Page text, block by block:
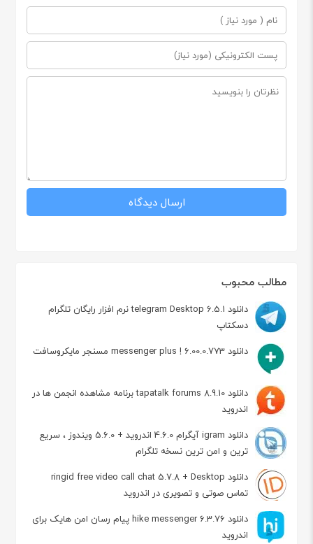
مطالب محبوب
دانلود telegram Desktop 6.5.1 نرم افزار رایگان تلگرام
دسکتاپ
دانلود messenger plus ! 6.00.0.773 مسنجر مایکروسافت
دانلود tapatalk forums 8.9.10 برنامه مشاهده انجمن ها در
اندروید
دانلود igram آیگرام 4.6.0 اندروید + 5.6.0 ویندوز ، سریع
ترین و امن ترین نسخه تلگرام
دانلود ringid free video call chat 5.7.8 + Desktop
تماس صوتی و تصویری در اندروید
دانلود hike messenger 6.3.76 پیام‌ رسان‌ امن هایک برای
اندروید